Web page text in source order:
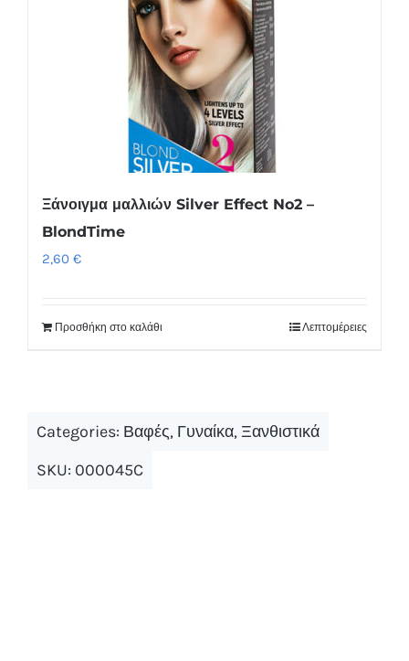
Ξάνοιγμα μαλλιών Silver Effect No2 –
BlondTime
2,60 €
Προσθήκη στο καλάθι Λεπτομέρειες
Categories: Βαφές, Γυναίκα,Ξανθιστικά
SKU: 000045C